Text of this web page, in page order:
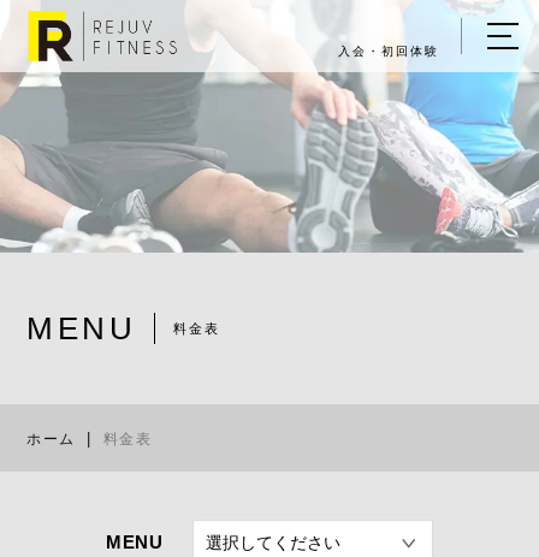
入会・初回体験
MENU 料金表
ホーム 料金表
ホーム
キャンペーン情報
▼ REJUV FITNESSについて